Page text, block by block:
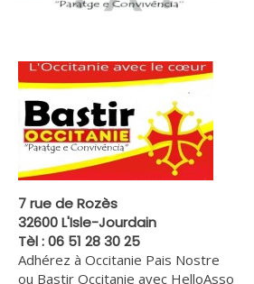
7 rue de Rozès
32600 L'Isle-Jourdain
Tèl : 06 51 28 30 25
Adhérez à Occitanie Pais Nostre
ou Bastir Occitanie avec HelloAsso